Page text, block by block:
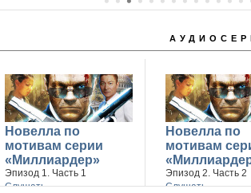
Новелла по
мотивам серии
«Миллиардер»
Эпизод 1. Часть 1
Слушать
Новелла по
мотивам
Эпизод 2. Часть 2
Слушать